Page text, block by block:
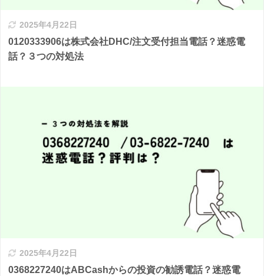
2025年4月22日
0120333906は株式会社DHC/注文受付担当電話？迷惑電
話？３つの対処法
2025年4月22日
0368227240はABCashからの投資の勧誘電話？迷惑電